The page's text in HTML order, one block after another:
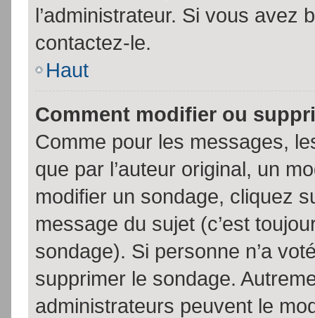
l’administrateur. Si vous avez
contactez-le.
Haut
Comment modifier ou
Comme pour les messages,
que par l’auteur original, un
modifier un sondage, cliquez
message du sujet (c’est
sondage). Si personne n’a
supprimer le sondage.
administrateurs peuvent le